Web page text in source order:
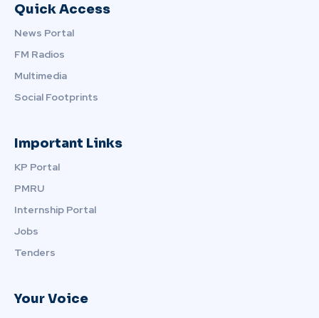
Quick Access
News Portal
FM Radios
Multimedia
Social Footprints
Important Links
KP Portal
PMRU
Internship Portal
Jobs
Tenders
Your Voice